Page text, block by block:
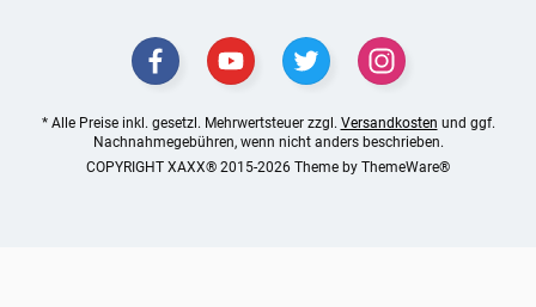
* Alle Preise inkl. gesetzl. Mehrwertsteuer zzgl. Versandkosten und ggf.
Nachnahmegebühren, wenn nicht anders beschrieben.
COPYRIGHT XAXX® 2015-2026 Theme by ThemeWare®